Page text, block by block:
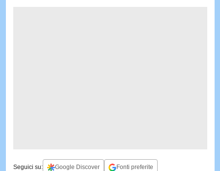
Seguici su: Google Discover Fonti preferite